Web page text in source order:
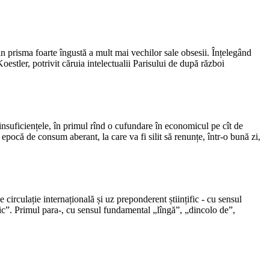
prisma foarte îngustă a mult mai vechilor sale obsesii. Înțelegând
potrivit căruia intelectualii Parisului de după război
în primul rînd o cufundare în economicul pe cît de
de consum aberant, la care va fi silit să renunțe, într-o bună zi,
circulație internațională și uz preponderent științific - cu sensul
Primul para-, cu sensul fundamental „lîngă”, „dincolo de”,